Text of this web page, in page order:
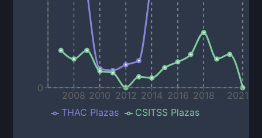
2008 2010 2012 2014 2016 2018 2021
0
THAC Plazas CSITSS Plazas